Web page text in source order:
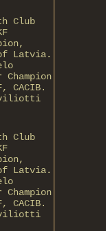
Club
of Latvia.
CACIB.
Club
of Latvia.
CACIB.